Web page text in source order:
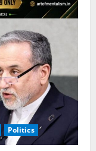
Politics